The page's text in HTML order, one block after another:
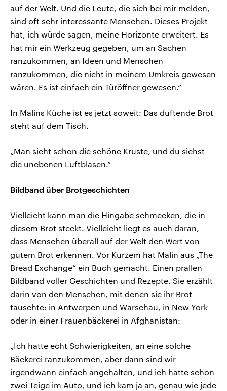
auf der Welt. Und die Leute, die sich bei mir melden,
sind oft sehr interessante Menschen. Dieses Projekt
hat, ich würde sagen, meine Horizonte erweitert. Es
hat mir ein Werkzeug gegeben, um an Sachen
ranzukommen, an Ideen und Menschen
ranzukommen, die nicht in meinem Umkreis gewesen
wären. Es ist einfach ein Türöffner gewesen.“
In Malins Küche ist es jetzt soweit: Das duftende Brot
steht auf dem Tisch.
„Man sieht schon die schöne Kruste, und du siehst
die unebenen Luftblasen.“
Bildband über Brotgeschichten
Vielleicht kann man die Hingabe schmecken, die in
diesem Brot steckt. Vielleicht liegt es auch daran,
dass Menschen überall auf der Welt den Wert von
gutem Brot erkennen. Vor Kurzem hat Malin aus „The
Bread Exchange“ ein Buch gemacht. Einen prallen
Bildband voller Geschichten und Rezepte. Sie erzählt
darin von den Menschen, mit denen sie ihr Brot
tauschte: in Antwerpen und Warschau, in New York
oder in einer Frauenbäckerei in Afghanistan:
„Ich hatte echt Schwierigkeiten, an eine solche
Bäckerei ranzukommen, aber dann sind wir
irgendwann einfach angehalten, und ich hatte schon
zwei Teige im Auto, und ich kam ja an, genau wie jede